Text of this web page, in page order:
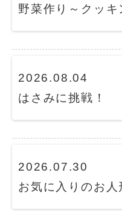
野菜作り～クッキ
2026.08.04
はさみに挑戦！
2026.07.30
お気に入りのお